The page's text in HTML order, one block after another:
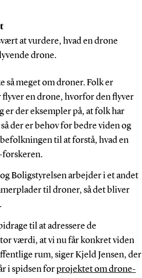
at vurdere, hvad en drone
drone.
så meget om droner. Folk er
flyver en drone, hvorfor den flyver
er der eksempler på, at folk har
der er behov for bedre viden og
til at forstå, hvad en
forskeren.
Boligstyrelsen arbejder i et andet
til droner, så det bliver
til at adressere de
værdi, at vi nu får konkret viden
rum, siger Kjeld Jensen, der
i spidsen forprojektet om drone-